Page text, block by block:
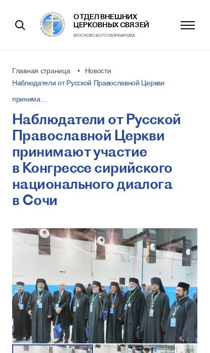
ОТДЕЛ ВНЕШНИХ
ЦЕРКОВНЫХ СВЯЗЕЙ
МОСКОВСКОГО ПАТРИАРХАТА
Главная страница
Новости
Наблюдатели от Русской Православной Церкви
принима…
Наблюдатели от Русской
Православной Церкви
принимают участие
в Конгрессе сирийского
национального диалога
в Сочи